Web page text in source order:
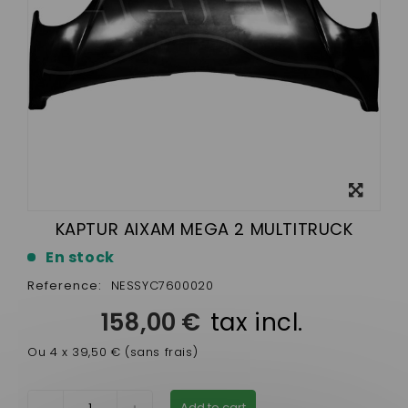
KAPTUR AIXAM MEGA 2 MULTITRUCK
En stock
Reference: NESSYC7600020
158,00 € tax incl.
Ou 4 x 39,50 € (sans frais)